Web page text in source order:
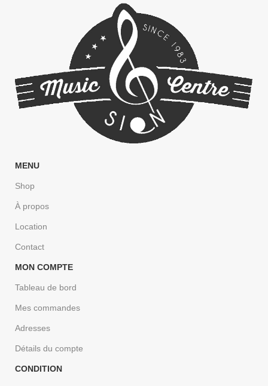
MENU
Shop
À propos
Location
Contact
MON COMPTE
Tableau de bord
Mes commandes
Adresses
Détails du compte
CONDITION